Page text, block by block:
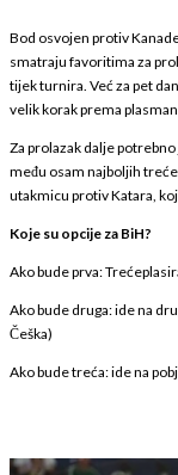
Bod osvojen protiv
smatraju favoritima za
tijek turnira. Već za pet
velik korak prema
Za prolazak dalje
među osam najboljih
utakmicu protiv Katara,
Koje su opcije za BiH?
Ako bude prva:
Ako bude druga: ide na
Češka)
Ako bude treća: ide na